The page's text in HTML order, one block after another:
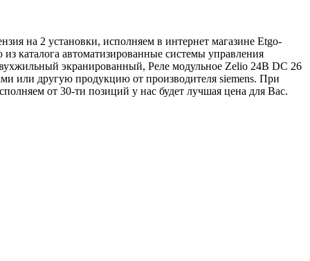
на 2 установки, исполняем в интернет магазине Etgo-
каталога автоматизированные системы управления
экранированный, Реле модульное Zelio 24В DC 26
или другую продукцию от производителя siemens. При
от 30-ти позиций у нас будет лучшая цена для Вас.